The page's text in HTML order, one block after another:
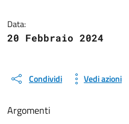
Data:
20 Febbraio 2024
Condividi Vedi azioni
Argomenti